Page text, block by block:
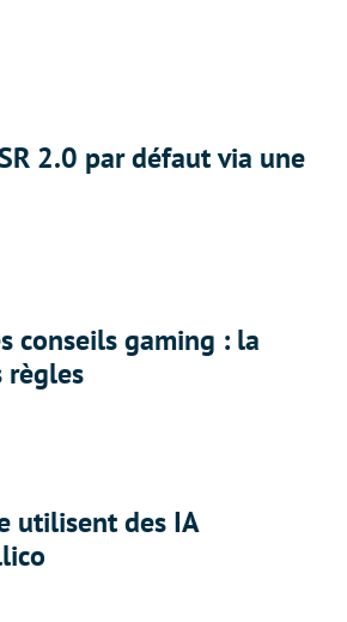
2.0 par défaut via une
conseils gaming : la
règles
utilisent des IA